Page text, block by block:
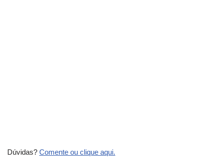
Dúvidas? Comente ou clique aqui.